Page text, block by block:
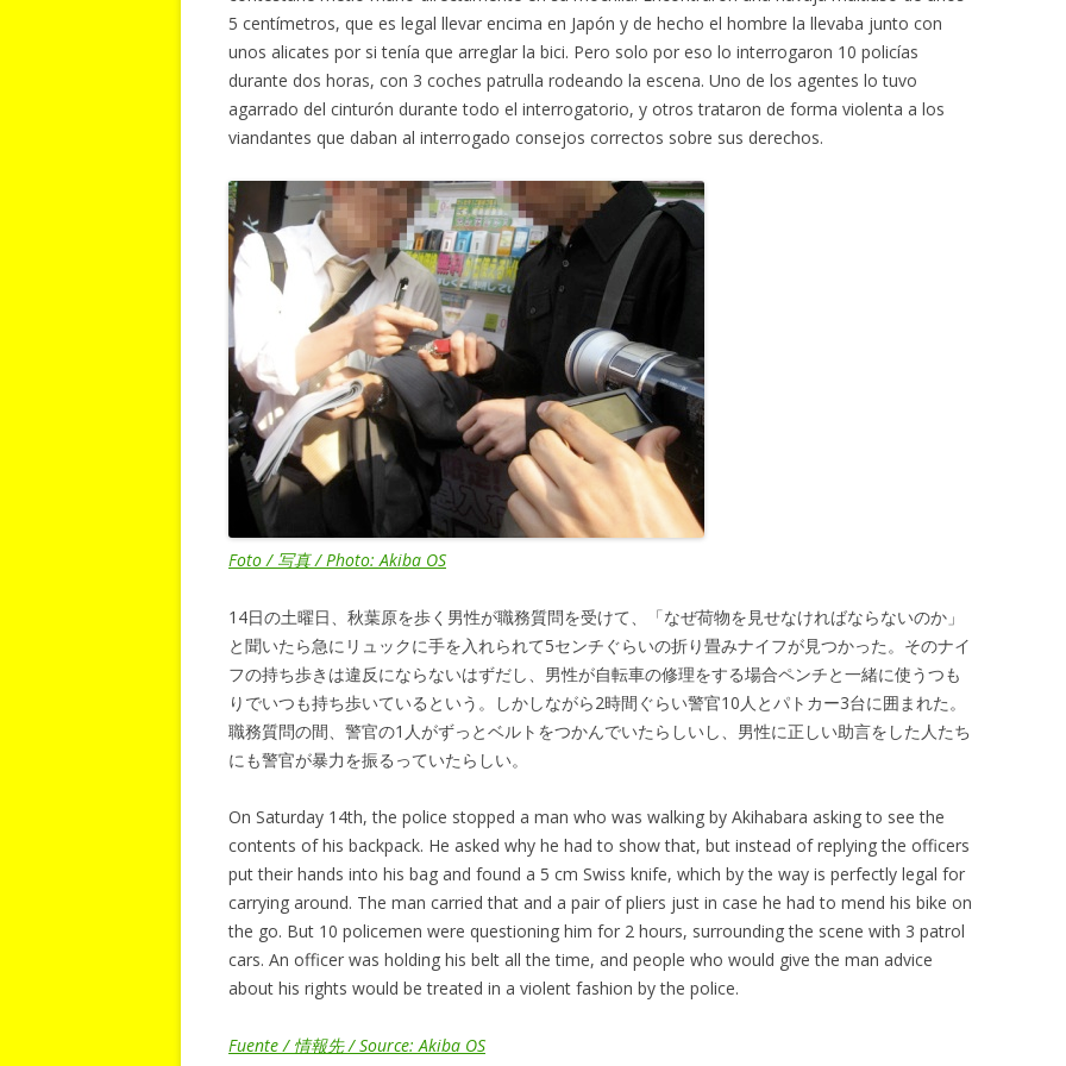
5 centímetros, que es legal llevar encima en Japón y de hecho el hombre la llevaba junto con
unos alicates por si tenía que arreglar la bici. Pero solo por eso lo interrogaron 10 policías
durante dos horas, con 3 coches patrulla rodeando la escena. Uno de los agentes lo tuvo
agarrado del cinturón durante todo el interrogatorio, y otros trataron de forma violenta a los
viandantes que daban al interrogado consejos correctos sobre sus derechos.
Foto / 写真 / Photo: Akiba OS
14日の土曜日、秋葉原を歩く男性が職務質問を受けて、「なぜ荷物を見せなければならないのか」
と聞いたら急にリュックに手を入れられて5センチぐらいの折り畳みナイフが見つかった。そのナイ
フの持ち歩きは違反にならないはずだし、男性が自転車の修理をする場合ペンチと一緒に使うつも
りでいつも持ち歩いているという。しかしながら2時間ぐらい警官10人とパトカー3台に囲まれた。
職務質問の間、警官の1人がずっとベルトをつかんでいたらしいし、男性に正しい助言をした人たち
にも警官が暴力を振るっていたらしい。
On Saturday 14th, the police stopped a man who was walking by Akihabara asking to see the
contents of his backpack. He asked why he had to show that, but instead of replying the officers
put their hands into his bag and found a 5 cm Swiss knife, which by the way is perfectly legal for
carrying around. The man carried that and a pair of pliers just in case he had to mend his bike on
the go. But 10 policemen were questioning him for 2 hours, surrounding the scene with 3 patrol
cars. An officer was holding his belt all the time, and people who would give the man advice
about his rights would be treated in a violent fashion by the police.
Fuente / 情報先 / Source: Akiba OS